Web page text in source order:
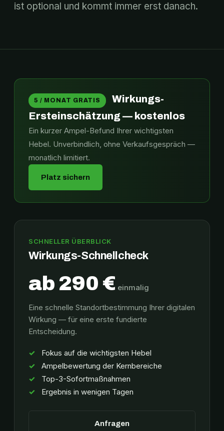
ist optional und kommt immer erst danach.
5 / MONAT GRATIS
Wirkungs-
Ersteinschätzung — kostenlos
Ein kurzer Ampel-Befund Ihrer wichtigsten
Hebel. Unverbindlich, ohne Verkaufsgespräch —
monatlich limitiert.
Platz sichern
SCHNELLER ÜBERBLICK
Wirkungs-Schnellcheck
ab 290 € einmalig
Eine schnelle Standortbestimmung Ihrer digitalen
Wirkung — für eine erste fundierte
Entscheidung.
Fokus auf die wichtigsten Hebel
Ampelbewertung der Kernbereiche
Top-3-Sofortmaßnahmen
Ergebnis in wenigen Tagen
Anfragen